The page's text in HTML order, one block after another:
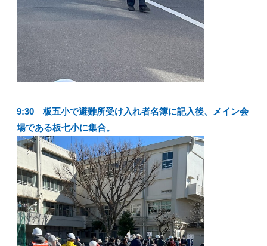
9:30 板五小で避難所受け入れ者名簿に記入後、メイン会
場である板七小に集合。